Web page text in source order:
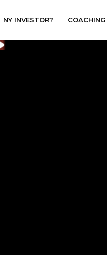
NY INVESTOR? COACHING